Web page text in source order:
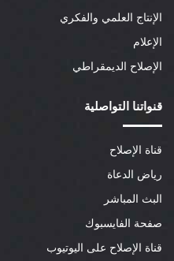
الإنتاج العلمي والفكري
الإعلام
الإصلاح الديمقراطي
قنواتنا التواصلية
قناة الإصلاح
رياض الدعاة
البث المباشر
صفحة الفايسبوك
قناة الإصلاح على اليوتيوب